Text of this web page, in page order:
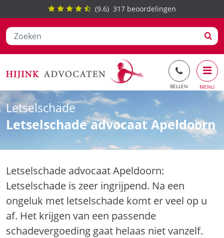
Ga
naar
de
(9.6) 317 beoordelingen
Letselschade
Letselschade advocaat Apeldoorn
Letselschade advocaat Apeldoorn:
Letselschade is zeer ingrijpend. Na een
ongeluk met letselschade komt er veel op u
af. Het krijgen van een passende
schadevergoeding gaat helaas niet vanzelf.